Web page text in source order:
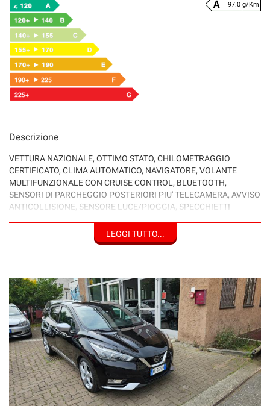
97.0 g/Km
Descrizione
VETTURA NAZIONALE, OTTIMO STATO, CHILOMETRAGGIO
CERTIFICATO, CLIMA AUTOMATICO, NAVIGATORE, VOLANTE
MULTIFUNZIONALE CON CRUISE CONTROL, BLUETOOTH,
SENSORI DI PARCHEGGIO POSTERIORI PIU' TELECAMERA, AVVISO
ANTICOLLISIONE, SENSORE LUCE/PIOGGIA, SPECCHIETTI
Negazione di responsabilità legale AUTO 2000 SNC.- Le
informazioni contenute nel sito web sono state compilate con la
massima cura e attenzione affinchè fossero complete, cio'
nonostante possono contenere errori e omissioni. Si declina quindi
ogni responsabilità se le informazioni riportate non corrispondono
completamente. Si prega di consultare il personale.
LEGGI TUTTO...